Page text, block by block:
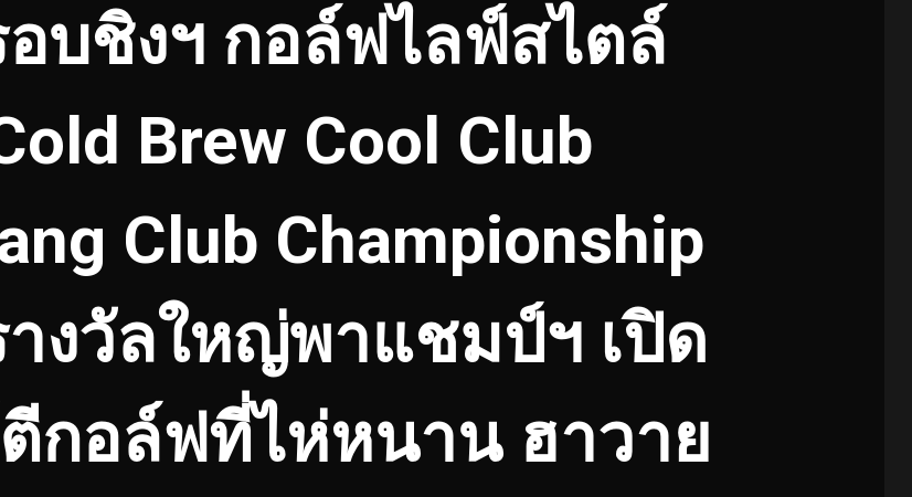
อบชิงฯ กอล์ฟไลฟ์สไตล์
Brew Cool Club
Club Championship
งวัลใหญ่พาแชมป์ฯ เปิด
กอล์ฟที่ไห่หนาน ฮาวาย